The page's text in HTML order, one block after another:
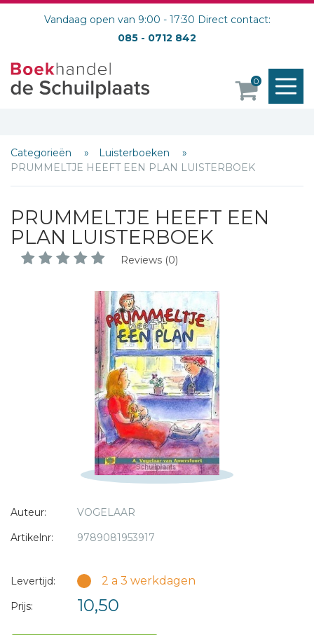
Vandaag open van 9:00 - 17:30 Direct contact:
085 - 0712 842
0
Categorieën
Luisterboeken
PRUMMELTJE HEEFT EEN PLAN LUISTERBOEK
PRUMMELTJE HEEFT EEN
PLAN LUISTERBOEK
Reviews (0)
Auteur:
VOGELAAR
Artikelnr:
9789081953917
Levertijd: 2 a 3 werkdagen
Prijs: 10,50
Sterren
Naam *